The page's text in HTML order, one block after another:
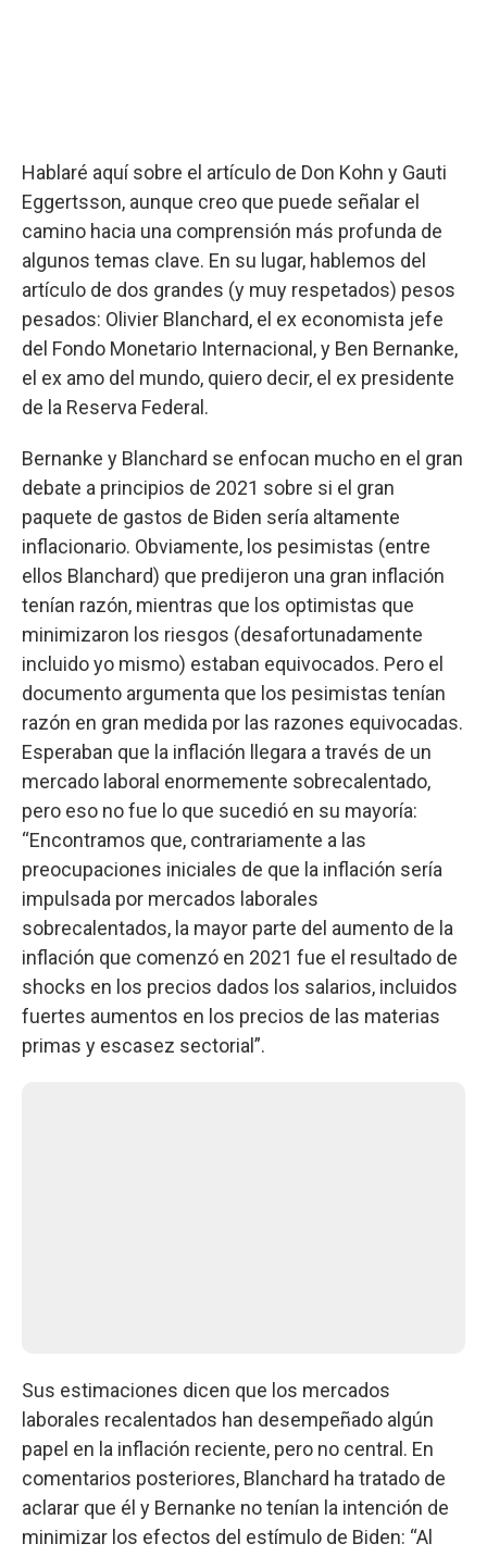
Hablaré aquí sobre el artículo de Don Kohn y Gauti
Eggertsson, aunque creo que puede señalar el
camino hacia una comprensión más profunda de
algunos temas clave. En su lugar, hablemos del
artículo de dos grandes (y muy respetados) pesos
pesados: Olivier Blanchard, el ex economista jefe
del Fondo Monetario Internacional, y Ben Bernanke,
el ex amo del mundo, quiero decir, el ex presidente
de la Reserva Federal.
Bernanke y Blanchard se enfocan mucho en el gran
debate a principios de 2021 sobre si el gran
paquete de gastos de Biden sería altamente
inflacionario. Obviamente, los pesimistas (entre
ellos Blanchard) que predijeron una gran inflación
tenían razón, mientras que los optimistas que
minimizaron los riesgos (desafortunadamente
incluido yo mismo) estaban equivocados. Pero el
documento argumenta que los pesimistas tenían
razón en gran medida por las razones equivocadas.
Esperaban que la inflación llegara a través de un
mercado laboral enormemente sobrecalentado,
pero eso no fue lo que sucedió en su mayoría:
“Encontramos que, contrariamente a las
preocupaciones iniciales de que la inflación sería
impulsada por mercados laborales
sobrecalentados, la mayor parte del aumento de la
inflación que comenzó en 2021 fue el resultado de
shocks en los precios dados los salarios, incluidos
fuertes aumentos en los precios de las materias
primas y escasez sectorial”.
Sus estimaciones dicen que los mercados
laborales recalentados han desempeñado algún
papel en la inflación reciente, pero no central. En
comentarios posteriores, Blanchard ha tratado de
aclarar que él y Bernanke no tenían la intención de
minimizar los efectos del estímulo de Biden: “Al